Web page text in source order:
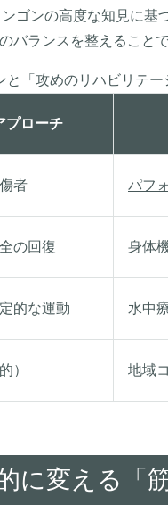
ゴンの高度な知見に基
バランスを整えること
「攻めのリハビリテー
プローチ
者 パフ
の回復 身体
的な運動 水中
） 地域
に変える「